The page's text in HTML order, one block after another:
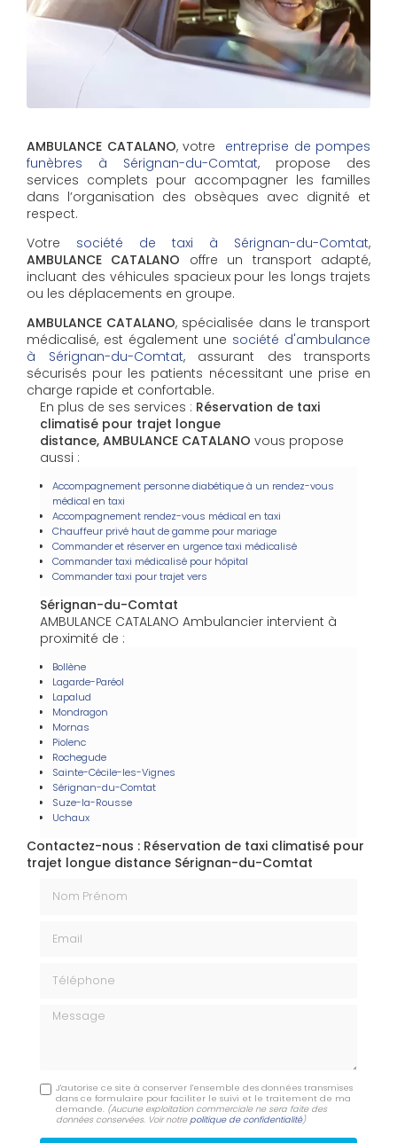
AMBULANCE CATALANO, votre entreprise de pompes
funèbres à Sérignan-du-Comtat, propose des
services complets pour accompagner les familles
dans l’organisation des obsèques avec dignité et
respect.
Votre société de taxi à Sérignan-du-Comtat,
AMBULANCE CATALANO offre un transport adapté,
incluant des véhicules spacieux pour les longs trajets
ou les déplacements en groupe.
AMBULANCE CATALANO, spécialisée dans le transport
médicalisé, est également une société d'ambulance
à Sérignan-du-Comtat, assurant des transports
sécurisés pour les patients nécessitant une prise en
charge rapide et confortable.
En plus de ses services : Réservation de taxi
climatisé pour trajet longue
distance, AMBULANCE CATALANO vous propose
aussi :
Accompagnement personne diabétique à un rendez-vous
médical en taxi
Accompagnement rendez-vous médical en taxi
Chauffeur privé haut de gamme pour mariage
Commander et réserver en urgence taxi médicalisé
Commander taxi médicalisé pour hôpital
Commander taxi pour trajet vers
Sérignan-du-Comtat
AMBULANCE CATALANO Ambulancier intervient à
proximité de :
Bollène
Lagarde-Paréol
Lapalud
Mondragon
Mornas
Piolenc
Rochegude
Sainte-Cécile-les-Vignes
Sérignan-du-Comtat
Suze-la-Rousse
Uchaux
Contactez-nous : Réservation de taxi climatisé pour
trajet longue distance Sérignan-du-Comtat
Message
J'autorise ce site à conserver l'ensemble des données transmises
dans ce formulaire pour faciliter le suivi et le traitement de ma
demande. (Aucune exploitation commerciale ne sera faite des
données conservées. Voir notrepolitique de confidentialité)